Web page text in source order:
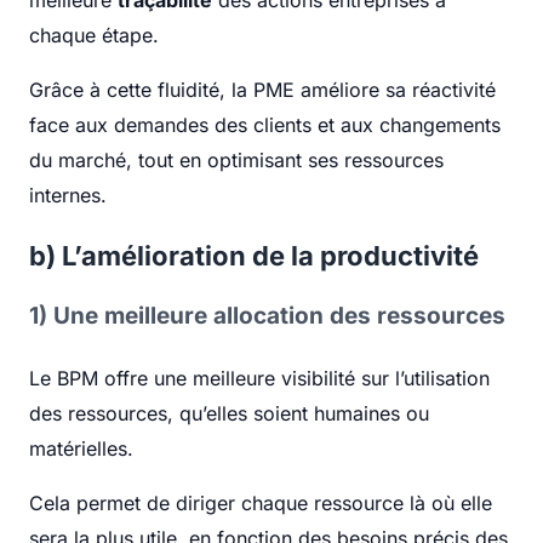
chaque étape.
Grâce à cette fluidité, la PME améliore sa réactivité
face aux demandes des clients et aux changements
du marché, tout en optimisant ses ressources
internes.
b) L’amélioration de la productivité
1) Une meilleure allocation des ressources
Le BPM offre une meilleure visibilité sur l’utilisation
des ressources, qu’elles soient humaines ou
matérielles.
Cela permet de diriger chaque ressource là où elle
sera la plus utile, en fonction des besoins précis des